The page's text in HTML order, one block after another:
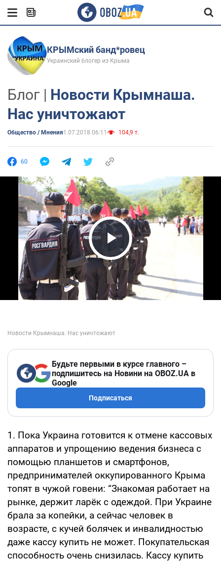
КРЫМский банд*ровец
Украинский блогер из Крыма
Блог | Новости Крымнаша.
Нас уничтожают
Общество / Мнения1.07.2018 06:11 104,9 т.
60
Play Video
Будьте первыми в курсе главного –
подпишитесь на Новини на OBOZ.UA в
Google
Подписаться
1. Пока Украина готовится к отмене кассовых
аппаратов и упрощению ведения бизнеса с
помощью планшетов и смартфонов,
предпринимателей оккупированного Крыма
топят в чужой говени: “Знакомая работает на
рынке, держит ларёк с одеждой. При Украине
брала за копейки, а сейчас человек в
возрасте, с кучей болячек и инвалидностью
даже кассу купить не может. Покупательская
способность очень снизилась. Кассу купить